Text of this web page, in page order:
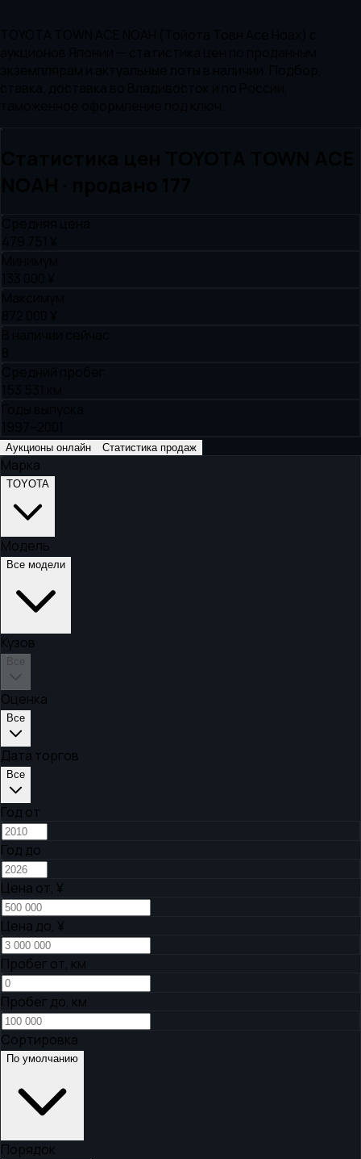
Аукционы онлайн Статистика продаж
Марка
TOYOTA
Модель
Все модели
Кузов
Все
Оценка
Все
Дата торгов
Все
Год от
Год до
Цена от, ¥
Цена до, ¥
Пробег от, км
Пробег до, км
Сортировка
По умолчанию
Порядок